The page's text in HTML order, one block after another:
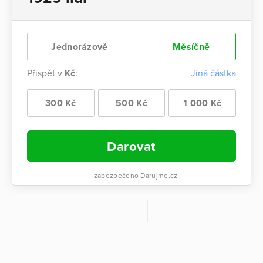
Jednorázově Měsíčně
Přispět v Kč: Jiná částka
300 Kč 500 Kč 1 000 Kč
Darovat
zabezpečeno Darujme.cz